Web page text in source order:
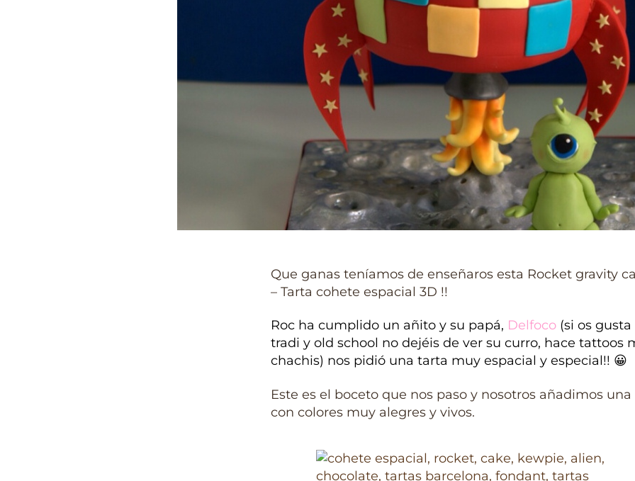
Que ganas teníamos de enseñaros esta Rocket gravity
– Tarta cohete espacial 3D !!
Roc ha cumplido un añito y su papá, Delfoco (si os
tradi y old school no dejéis de ver su curro, hace tattoos
chachis) nos pidió una tarta muy espacial y especial!! 😀
Este es el boceto que nos paso y nosotros añadimos una
con colores muy alegres y vivos.